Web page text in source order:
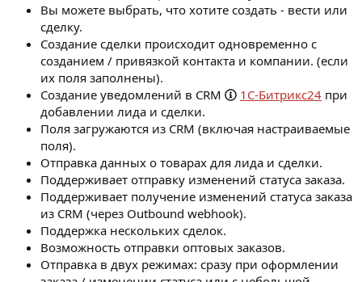
Вы можете выбрать, что хотите создать - вести или
сделку.
Создание сделки происходит одновременно с
созданием / привязкой контакта и компании. (если
их поля заполнены).
Создание уведомлений в CRM
1С-Битрикс24 при
добавлении лида и сделки.
Поля загружаются из CRM (включая настраиваемые
поля).
Отправка данных о товарах для лида и сделки.
Поддерживает отправку изменений статуса заказа.
Поддерживает получение изменений статуса заказа
из CRM (через Outbound webhook).
Поддержка нескольких сделок.
Возможность отправки оптовых заказов.
Отправка в двух режимах: сразу при оформлении